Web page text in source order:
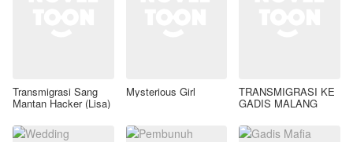
Transmigrasi Sang
Mantan Hacker (Lisa)
Mysterious Girl TRANSMIGRASI KE
GADIS MALANG